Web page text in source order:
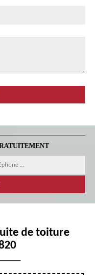
de toiture